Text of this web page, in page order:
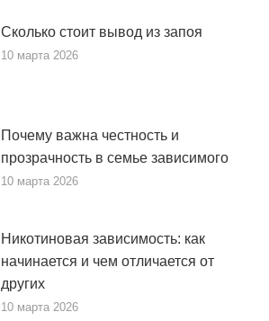
Сколько стоит вывод из запоя
10 марта 2026
Почему важна честность и
прозрачность в семье зависимого
10 марта 2026
Никотиновая зависимость: как
начинается и чем отличается от
других
10 марта 2026